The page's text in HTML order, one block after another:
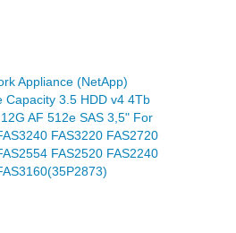
Appliance (NetApp)
Capacity 3.5 HDD v4 4Tb
AF 512e SAS 3,5" For
FAS3220 FAS2720
FAS2520 FAS2240